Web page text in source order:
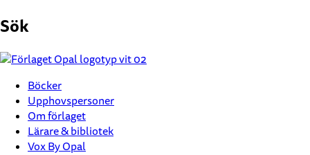
till
Sök
Böcker
Upphovspersoner
Om förlaget
Lärare & bibliotek
Vox By Opal